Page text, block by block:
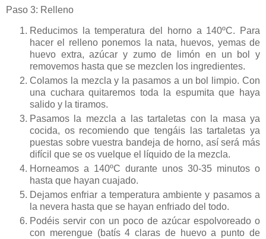
Paso 3: Relleno
Reducimos la temperatura del horno a 140ºC. Para
hacer el relleno ponemos la nata, huevos, yemas de
huevo extra, azúcar y zumo de limón en un bol y
removemos hasta que se mezclen los ingredientes.
Colamos la mezcla y la pasamos a un bol limpio. Con
una cuchara quitaremos toda la espumita que haya
salido y la tiramos.
Pasamos la mezcla a las tartaletas con la masa ya
cocida, os recomiendo que tengáis las tartaletas ya
puestas sobre vuestra bandeja de horno, así será más
difícil que se os vuelque el líquido de la mezcla.
Horneamos a 140ºC durante unos 30-35 minutos o
hasta que hayan cuajado.
Dejamos enfriar a temperatura ambiente y pasamos a
la nevera hasta que se hayan enfriado del todo.
Podéis servir con un poco de azúcar espolvoreado o
con merengue (batís 4 claras de huevo a punto de